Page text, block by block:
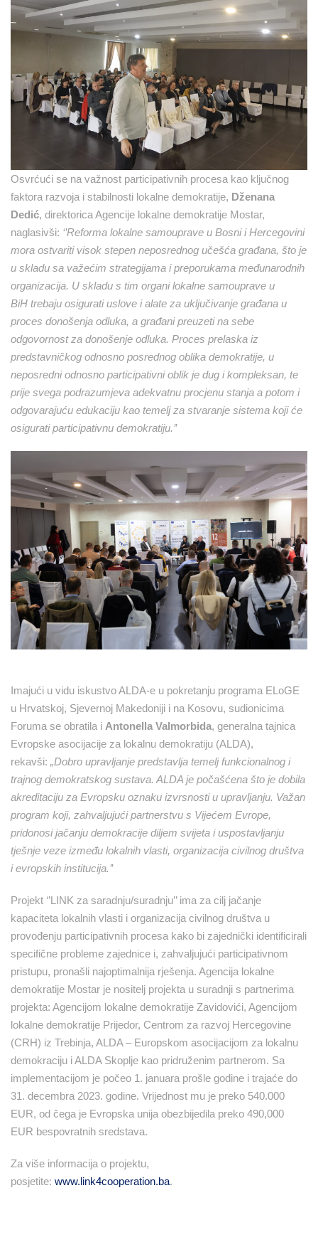
Osvrćući se na važnost participativnih procesa kao ključnog
faktora razvoja i stabilnosti lokalne demokratije, Dženana
Dedić, direktorica Agencije lokalne demokratije Mostar,
naglasivši: ‘’Reforma lokalne samouprave u Bosni i Hercegovini
mora ostvariti visok stepen neposrednog učešća građana, što je
u skladu sa važećim strategijama i preporukama međunarodnih
organizacija. U skladu s tim organi lokalne samouprave u
BiH trebaju osigurati uslove i alate za uključivanje građana u
proces donošenja odluka, a građani preuzeti na sebe
odgovornost za donošenje odluka. Proces prelaska iz
predstavničkog odnosno posrednog oblika demokratije, u
neposredni odnosno participativni oblik je dug i kompleksan, te
prije svega podrazumjeva adekvatnu procjenu stanja a potom i
odgovarajuću edukaciju kao temelj za stvaranje sistema koji će
osigurati participativnu demokratiju.’’
Imajući u vidu iskustvo ALDA-e u pokretanju programa ELoGE
u Hrvatskoj, Sjevernoj Makedoniji i na Kosovu, sudionicima
Foruma se obratila i Antonella Valmorbida, generalna tajnica
Evropske asocijacije za lokalnu demokratiju (ALDA),
rekavši: „Dobro upravljanje predstavlja temelj funkcionalnog i
trajnog demokratskog sustava. ALDA je počašćena što je dobila
akreditaciju za Evropsku oznaku izvrsnosti u upravljanju. Važan
program koji, zahvaljujući partnerstvu s Vijećem Evrope,
pridonosi jačanju demokracije diljem svijeta i uspostavljanju
tješnje veze između lokalnih vlasti, organizacija civilnog društva
i evropskih institucija.’’
Projekt ‘’LINK za saradnju/suradnju’’ ima za cilj jačanje
kapaciteta lokalnih vlasti i organizacija civilnog društva u
provođenju participativnih procesa kako bi zajednički identificirali
specifične probleme zajednice i, zahvaljujući participativnom
pristupu, pronašli najoptimalnija rješenja. Agencija lokalne
demokratije Mostar je nositelj projekta u suradnji s partnerima
projekta: Agencijom lokalne demokratije Zavidovići, Agencijom
lokalne demokratije Prijedor, Centrom za razvoj Hercegovine
(CRH) iz Trebinja, ALDA – Europskom asocijacijom za lokalnu
demokraciju i ALDA Skoplje kao pridruženim partnerom. Sa
implementacijom je počeo 1. januara prošle godine i trajaće do
31. decembra 2023. godine. Vrijednost mu je preko 540.000
EUR, od čega je Evropska unija obezbijedila preko 490,000
EUR bespovratnih sredstava.
Za više informacija o projektu,
posjetite: www.link4cooperation.ba.